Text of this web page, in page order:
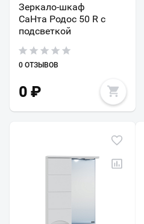
Зеркало-шкаф
СаНта Родос 50 R с
подсветкой
0 ОТЗЫВОВ
0 ₽